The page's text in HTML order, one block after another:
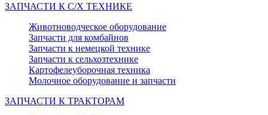
ЗАПЧАСТИ К С/Х ТЕХНИКЕ
Животноводческое оборудование
Запчасти для комбайнов
Запчасти к немецкой технике
Запчасти к сельхозтехнике
Картофелеуборочная техника
Молочное оборудование и запчасти
ЗАПЧАСТИ К ТРАКТОРАМ